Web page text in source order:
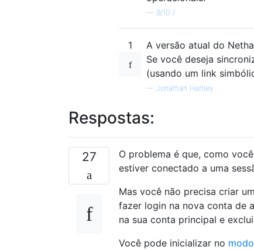
— 9/10 /
1
A versão atual do
Se você deseja
(usando um link
— Jonathan Hartley
Respostas:
27
O problema é que, como
estiver conectado a uma
Mas você não precisa criar
fazer login na nova conta de
na sua conta principal e
Você pode inicializar no